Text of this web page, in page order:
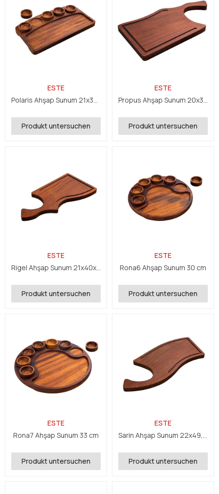
ESTE
Polaris Ahşap Sunum 21x36x2,4 cm
Produkt untersuchen
ESTE
Propus Ahşap Sunum 20x39,5x2,4 cm
Produkt untersuchen
ESTE
Rigel Ahşap Sunum 21x40x2,4 cm
Produkt untersuchen
ESTE
Rona6 Ahşap Sunum 30 cm
Produkt untersuchen
ESTE
Rona7 Ahşap Sunum 33 cm
Produkt untersuchen
ESTE
Sarin Ahşap Sunum 22x49,5x2,4 cm
Produkt untersuchen